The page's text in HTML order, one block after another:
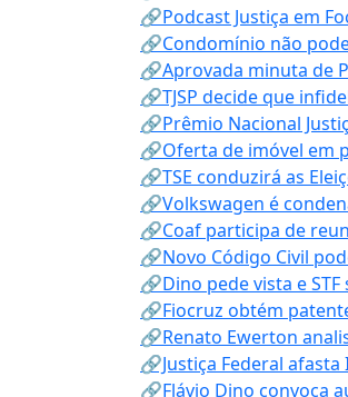
🔗Podcast Justiça em
🔗Condomínio não
🔗Aprovada minuta de
🔗TJSP decide que
🔗Prêmio Nacional
🔗Oferta de imóvel em
🔗TSE conduzirá as
🔗Volkswagen é
🔗Coaf participa de
🔗Novo Código Civil
🔗Dino pede vista e
🔗Fiocruz obtém
🔗Renato Ewerton
🔗Justiça Federal
🔗Flávio Dino convoca